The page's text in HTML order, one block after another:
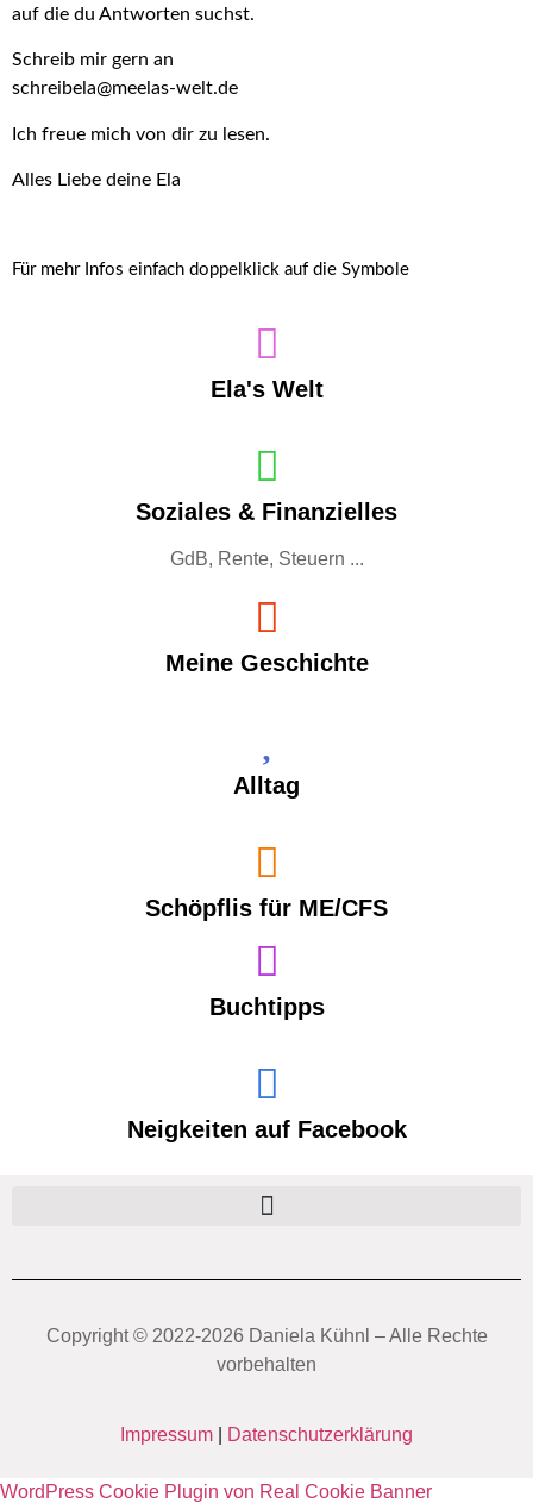
auf die du Antworten suchst.
Schreib mir gern an
schreibela@meelas-welt.de
Ich freue mich von dir zu lesen.
Alles Liebe deine Ela
Für mehr Infos einfach doppelklick auf die Symbole
Ela's Welt
Soziales & Finanzielles
GdB, Rente, Steuern ...
Meine Geschichte
Alltag
Schöpflis für ME/CFS
Buchtipps
Neigkeiten auf Facebook
Copyright ©️ 2022-2026 Daniela Kühnl – Alle Rechte
vorbehalten
Impressum Datenschutzerklärung
WordPress Cookie Plugin von Real Cookie Banner